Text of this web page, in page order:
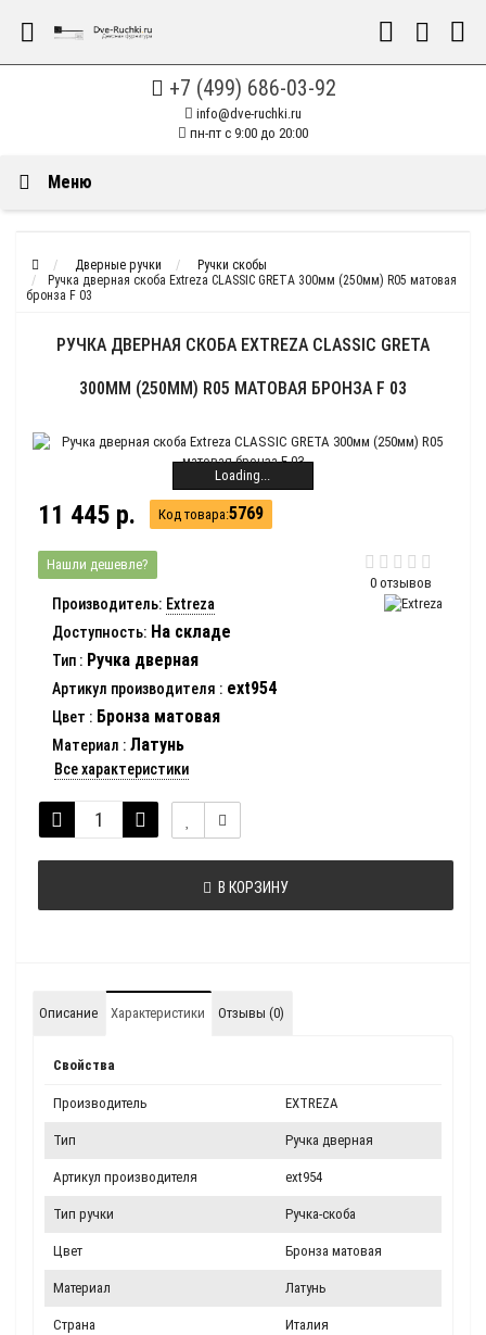
+7 (499) 686-03-92
info@dve-ruchki.ru
пн-пт с 9:00 до 20:00
Меню
Дверные ручки
Ручки скобы
Ручка дверная скоба Extreza CLASSIC GRETA 300мм (250мм) R05 матовая
бронза F 03
РУЧКА ДВЕРНАЯ СКОБА EXTREZA CLASSIC GRETA
300ММ (250ММ) R05 МАТОВАЯ БРОНЗА F 03
Loading...
0 отзывов
11 445 р. Код товара:5769
Нашли дешевле?
Производитель: Extreza
Доступность: На складе
Тип : Ручка дверная
Артикул производителя : ext954
Цвет : Бронза матовая
Материал : Латунь
Все характеристики
В КОРЗИНУ
Описание Характеристики Отзывы (0)
Свойства
Производитель EXTREZA
Тип Ручка дверная
Артикул производителя ext954
Тип ручки Ручка-скоба
Цвет Бронза матовая
Материал Латунь
Страна Италия